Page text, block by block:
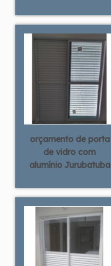
orçamento de porta
de vidro com
alumínio Jurubatuba